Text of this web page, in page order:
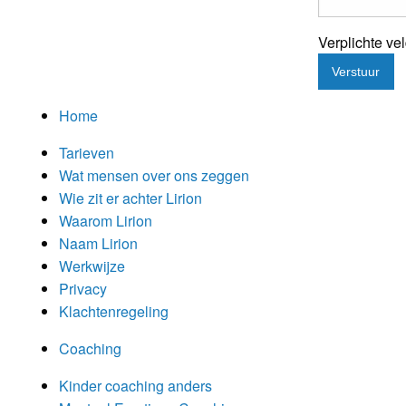
Verplichte
Home
Tarieven
Wat mensen over ons zeggen
Wie zit er achter Lirion
Waarom Lirion
Naam Lirion
Werkwijze
Privacy
Klachtenregeling
Coaching
Kinder coaching anders